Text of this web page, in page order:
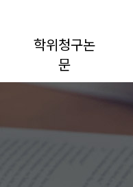
학위청구논
문